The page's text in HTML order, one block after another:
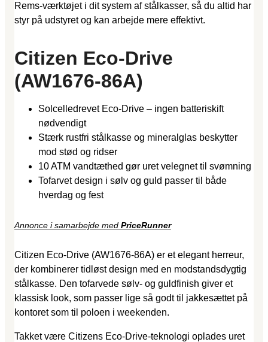
Rems-værktøjet i dit system af stålkasser, så du altid har
styr på udstyret og kan arbejde mere effektivt.
Citizen Eco-Drive
(AW1676-86A)
Solcelledrevet Eco-Drive – ingen batteriskift
nødvendigt
Stærk rustfri stålkasse og mineralglas beskytter
mod stød og ridser
10 ATM vandtæthed gør uret velegnet til svømning
Tofarvet design i sølv og guld passer til både
hverdag og fest
Annonce i samarbejde med PriceRunner
Citizen Eco-Drive (AW1676-86A) er et elegant herreur,
der kombinerer tidløst design med en modstandsdygtig
stålkasse. Den tofarvede sølv- og guldfinish giver et
klassisk look, som passer lige så godt til jakkesættet på
kontoret som til poloen i weekenden.
Takket være Citizens Eco-Drive-teknologi oplades uret